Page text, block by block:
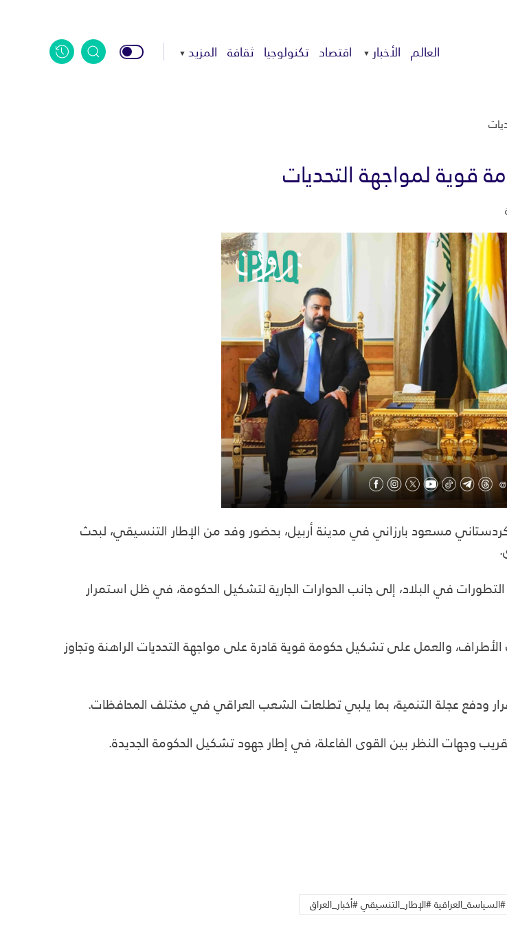
العالم الأخبار اقتصاد تكنولوجيا ثقافة المزيد
قوية لمواجهة التحديات
مسعود بارزاني في مدينة أربيل، بحضور وفد من الإطار التنسيقي، لبحث
في البلاد، إلى جانب الحوارات الجارية لتشكيل الحكومة، في ظل استمرار
والعمل على تشكيل حكومة قوية قادرة على مواجهة التحديات الراهنة وتجاوز
ودفع عجلة التنمية، بما يلبي تطلعات الشعب العراقي في مختلف المحافظات.
وجهات النظر بين القوى الفاعلة، في إطار جهود تشكيل الحكومة الجديدة.